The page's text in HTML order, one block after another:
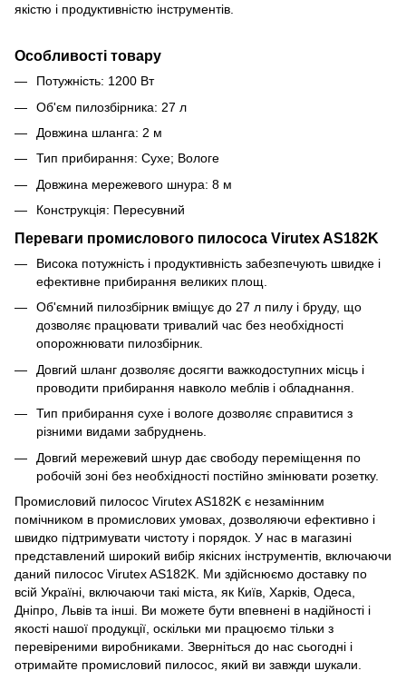
якістю і продуктивністю інструментів.
Особливості товару
Потужність: 1200 Вт
Об'єм пилозбірника: 27 л
Довжина шланга: 2 м
Тип прибирання: Сухе; Вологе
Довжина мережевого шнура: 8 м
Конструкція: Пересувний
Переваги промислового пилососа Virutex AS182K
Висока потужність і продуктивність забезпечують швидке і
ефективне прибирання великих площ.
Об'ємний пилозбірник вміщує до 27 л пилу і бруду, що
дозволяє працювати тривалий час без необхідності
опорожнювати пилозбірник.
Довгий шланг дозволяє досягти важкодоступних місць і
проводити прибирання навколо меблів і обладнання.
Тип прибирання сухе і вологе дозволяє справитися з
різними видами забруднень.
Довгий мережевий шнур дає свободу переміщення по
робочій зоні без необхідності постійно змінювати розетку.
Промисловий пилосос Virutex AS182K є незамінним
помічником в промислових умовах, дозволяючи ефективно і
швидко підтримувати чистоту і порядок. У нас в магазині
представлений широкий вибір якісних інструментів, включаючи
даний пилосос Virutex AS182K. Ми здійснюємо доставку по
всій Україні, включаючи такі міста, як Київ, Харків, Одеса,
Дніпро, Львів та інші. Ви можете бути впевнені в надійності і
якості нашої продукції, оскільки ми працюємо тільки з
перевіреними виробниками. Зверніться до нас сьогодні і
отримайте промисловий пилосос, який ви завжди шукали.